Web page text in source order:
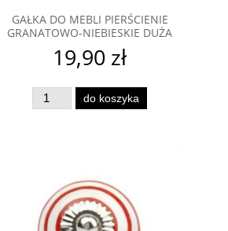
GAŁKA DO MEBLI PIERŚCIENIE
GRANATOWO-NIEBIESKIE DUŻA
19,90 zł
do koszyka